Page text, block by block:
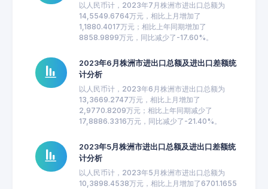
以人民币计，2023年7月株洲市进出口总额为
14,5549.6764万元，相比上月增加了
1,1880.4017万元；相比上年同期增加了
8858.9899万元，同比减少了-17.60%。
2023年6月株洲市进出口总额及进出口差额统
计分析
以人民币计，2023年6月株洲市进出口总额为
13,3669.2747万元，相比上月增加了
2,9770.8209万元；相比上年同期减少了
17,8886.3316万元，同比减少了-21.40%。
2023年5月株洲市进出口总额及进出口差额统
计分析
以人民币计，2023年5月株洲市进出口总额为
10,3898.4538万元，相比上月增加了6701.1655